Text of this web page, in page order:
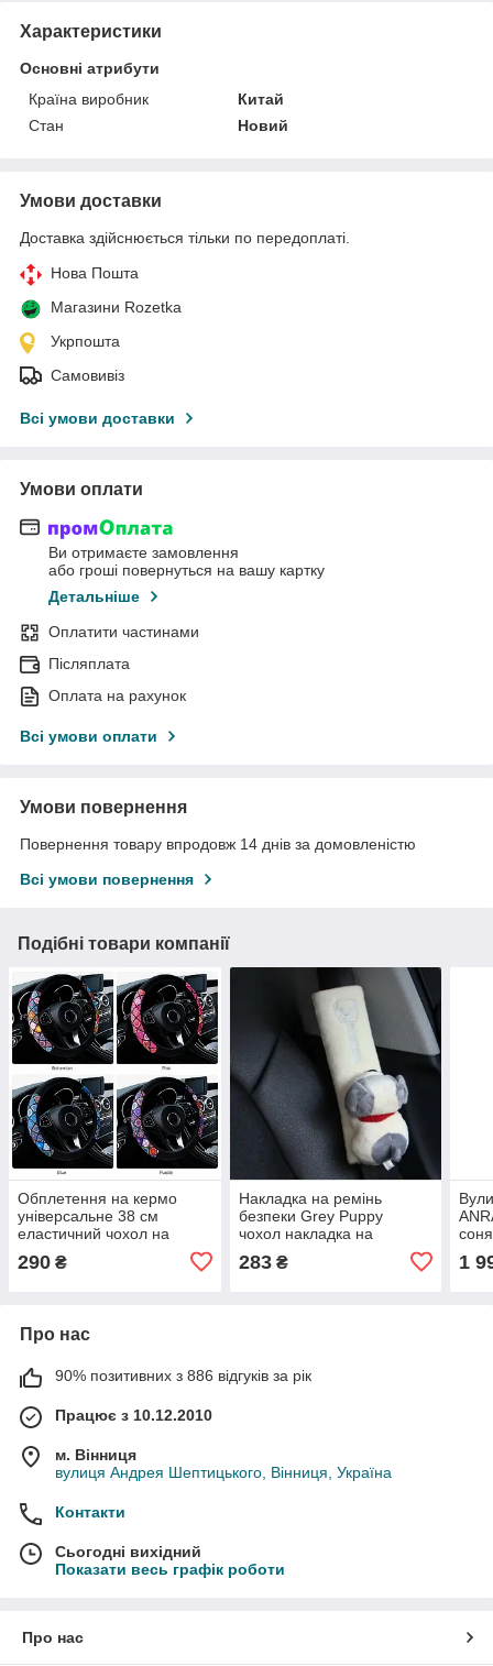
Характеристики
Основні атрибути
Країна виробник
Китай
Стан
Новий
Умови доставки
Доставка здійснюється тільки по передоплаті.
Нова Пошта
Магазини Rozetka
Укрпошта
Самовивіз
Всі умови доставки
Умови оплати
Ви отримаєте замовлення
або гроші повернуться на вашу картку
Детальніше
Оплатити частинами
Післяплата
Оплата на рахунок
Всі умови оплати
Умови повернення
Повернення товару впродовж 14 днів за домовленістю
Всі умови повернення
Подібні товари компанії
Обплетення на кермо
універсальне 38 см
еластичний чохол на
внутрішнього кільця.
290 ₴
Накладка на ремінь
безпеки Grey Puppy
чохол накладка на
безпеки Цуцик
283₴ 1
Про нас
90% позитивних з 886 відгуків за рік
Працює з 10.12.2010
м. Вінниця
вулиця Андрея Шептицького, Вінниця, Україна
Контакти
Сьогодні вихідний
Показати весь графік роботи
Про нас